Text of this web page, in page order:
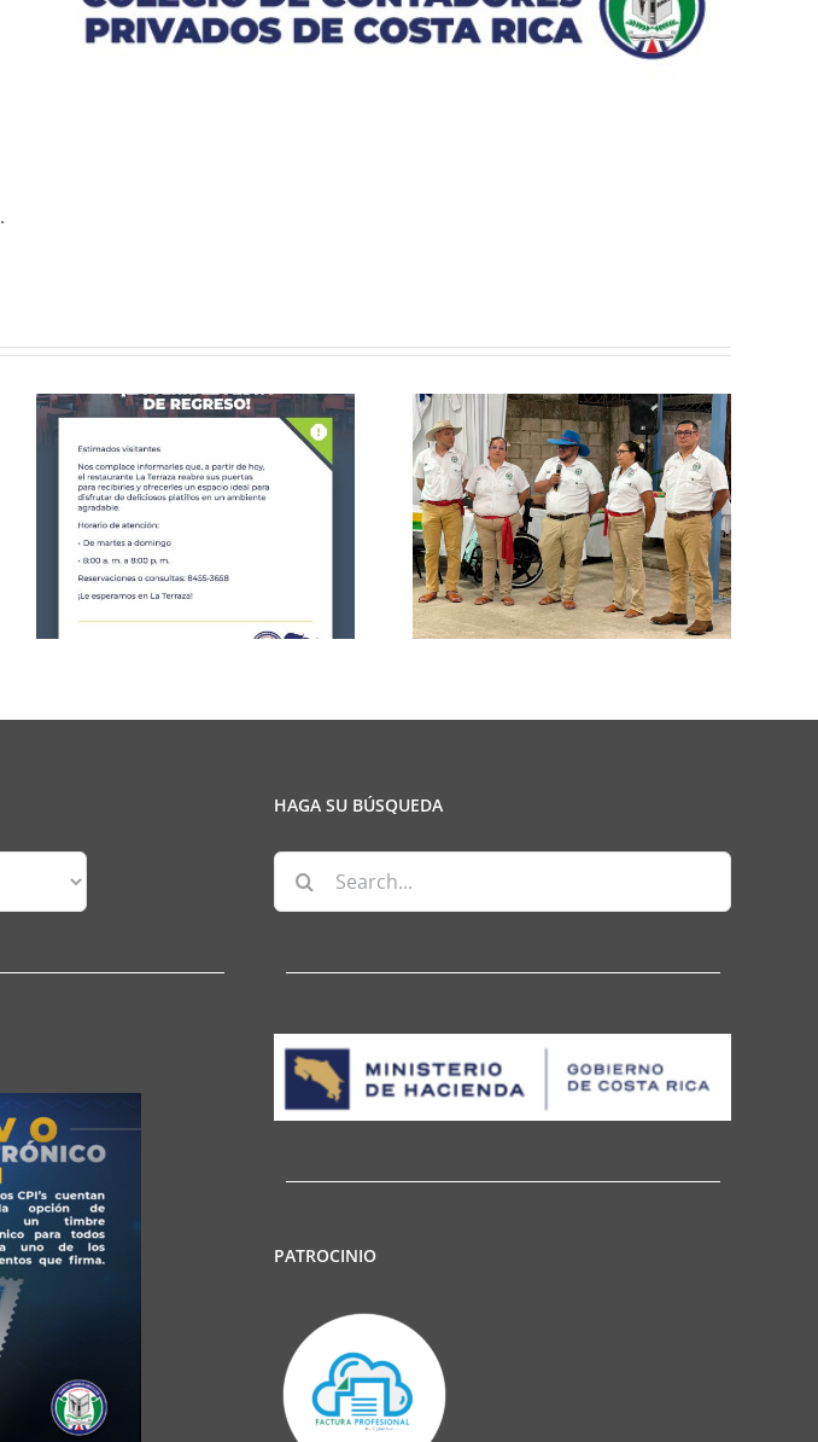
.
Celebración de la
25 de Julio
CCPCR Informa
HAGA SU BÚSQUEDA
Search
for:
PATROCINIO